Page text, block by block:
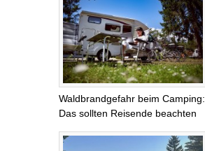
Waldbrandgefahr beim Camping:
Das sollten Reisende beachten